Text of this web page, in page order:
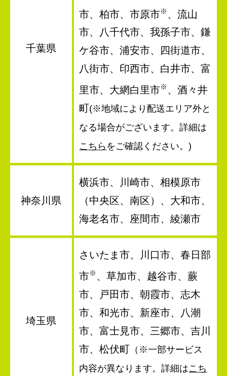
千葉県
市、柏市、市原市※ 、流山
市、八千代市、我孫子市、鎌
ケ谷市、浦安市、四街道市、
八街市、印西市、白井市、富
里市、大網白里市※ 、酒々井
町(※地域により配送エリア外と
なる場合がございます。詳細は
こちら をご確認ください。)
神奈川県
横浜市、川崎市、相模原市
（中央区、南区）、大和市、
海老名市、座間市、綾瀬市
埼玉県
さいたま市、川口市、春日部
市※ 、草加市、越谷市、蕨
市、戸田市、朝霞市、志木
市、和光市、新座市、八潮
市、富士見市、三郷市、吉川
市、松伏町 （※一部サービス
内容が異なります。詳細はこち